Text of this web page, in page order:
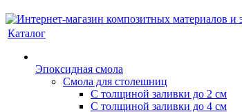
Каталог
Эпоксидная смола
Смола для столешниц
С толщиной заливки до 2 см
С толщиной заливки до 4 см